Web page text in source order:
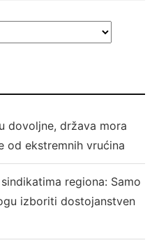
dovoljne, država mora
od ekstremnih vrućina
sindikatima regiona: Samo
izboriti dostojanstven